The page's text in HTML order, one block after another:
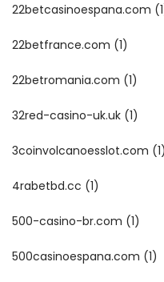
22betcasinoespana.com
22betfrance.com (1)
22betromania.com (1)
32red-casino-uk.uk (1)
3coinvolcanoesslot.com (1)
4rabetbd.cc (1)
500-casino-br.com (1)
500casinoespana.com (1)